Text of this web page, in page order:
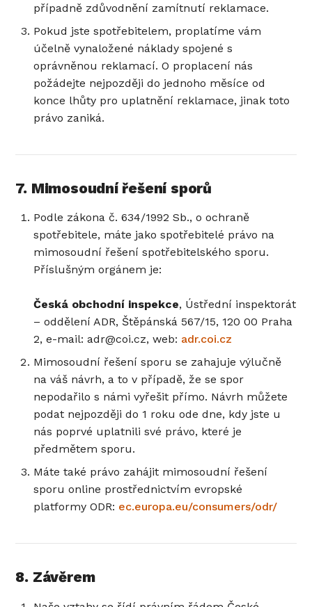
případně zdůvodnění zamítnutí reklamace.
Pokud jste spotřebitelem, proplatíme vám
účelně vynaložené náklady spojené s
oprávněnou reklamací. O proplacení nás
požádejte nejpozději do jednoho měsíce od
konce lhůty pro uplatnění reklamace, jinak toto
právo zaniká.
7. Mimosoudní řešení sporů
Podle zákona č. 634/1992 Sb., o ochraně
spotřebitele, máte jako spotřebitelé právo na
mimosoudní řešení spotřebitelského sporu.
Příslušným orgánem je:
Česká obchodní inspekce, Ústřední inspektorát
– oddělení ADR, Štěpánská 567/15, 120 00 Praha
2, e-mail: adr@coi.cz, web: adr.coi.cz
Mimosoudní řešení sporu se zahajuje výlučně
na váš návrh, a to v případě, že se spor
nepodařilo s námi vyřešit přímo. Návrh můžete
podat nejpozději do 1 roku ode dne, kdy jste u
nás poprvé uplatnili své právo, které je
předmětem sporu.
Máte také právo zahájit mimosoudní řešení
sporu online prostřednictvím evropské
platformy ODR: ec.europa.eu/consumers/odr/
8. Závěrem